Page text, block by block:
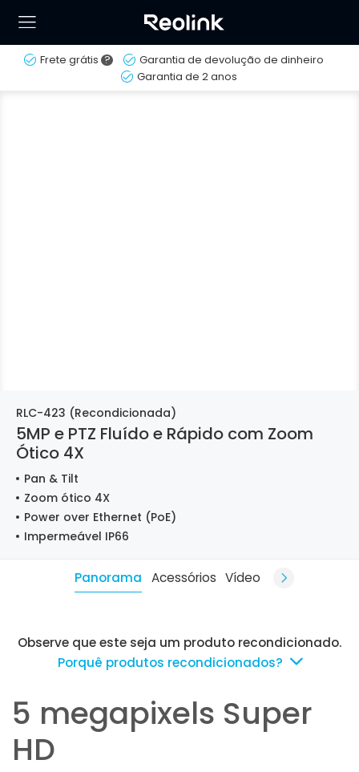
Frete grátis ?
Garantia de devolução de dinheiro
Garantia de 2 anos
RLC-423 (Recondicionada)
5MP e PTZ Fluído e Rápido com Zoom
Ótico 4X
Pan & Tilt
Zoom ótico 4X
Power over Ethernet (PoE)
Impermeável IP66
Panorama Acessórios Vídeo
Observe que este seja um produto recondicionado.
Porquê produtos recondicionados?
5 megapixels Super
HD